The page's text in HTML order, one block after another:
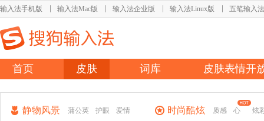
输入法手机版 输入法Mac版 输入法企业版 输入法Linux版 五笔输入法
首页 皮肤 词库 皮肤表情开
静物风景 蒲公英 护眼 爱情 时尚酷炫 质感 心 炫